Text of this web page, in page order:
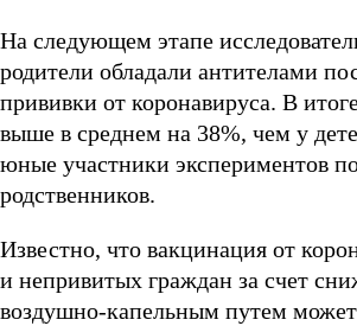
На следующем этапе
родители обладали антителами
прививки от коронавируса. В
выше в среднем на 38%, чем у
юные участники экспериментов
родственников.
Известно, что вакцинация от
и непривитых граждан за счет
воздушно-капельным путем